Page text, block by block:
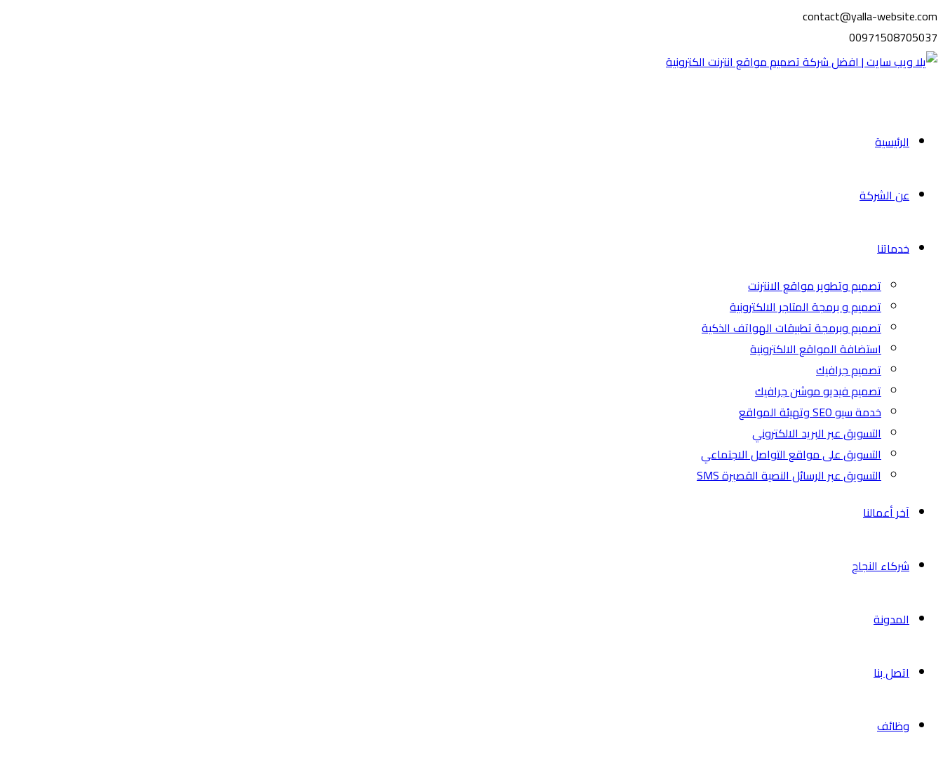
contact@yalla-website.com
00971508705037
الرئيسية
عن الشركة
خدماتنا
تصميم وتطوير مواقع الانترنت
تصميم و برمجة المتاجر الالكترونية
تصميم وبرمجة تطبيقات الهواتف الذكية
استضافة المواقع الالكترونية
تصميم جرافيك
تصميم فيديو موشن جرافيك
خدمة سيو SEO وتهيئة المواقع
التسويق عبر البريد الالكتروني
التسويق على مواقع التواصل الاجتماعي
التسويق عبر الرسائل النصية القصيرة SMS
آخر أعمالنا
شركاء النجاح
المدونة
اتصل بنا
وظائف